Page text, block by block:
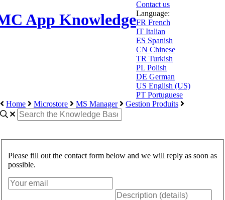
App Knowledge
Contact us
Language:
FR French
IT Italian
ES Spanish
CN Chinese
TR Turkish
PL Polish
DE German
US English (US)
PT Portuguese
Home
Microstore MS Manager Gestion Produits
Please fill out the contact form below and we will reply as soon as
possible.